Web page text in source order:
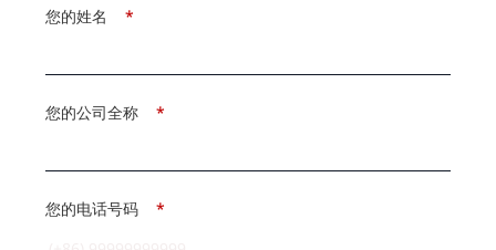
*
您的姓名
*
您的公司全称
*
您的电话号码